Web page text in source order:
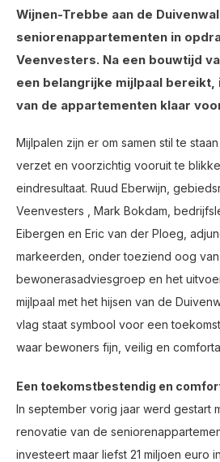
Wijnen-Trebbe aan de
seniorenappartementen in
Veenvesters. Na een bouwtijd
een belangrijke mijlpaal
van de appartementen klaar
Mijlpalen zijn er om samen stil te
verzet en voorzichtig vooruit te
eindresultaat. Ruud Eberwijn,
Veenvesters , Mark Bokdam,
Eibergen en Eric van der Ploeg,
markeerden, onder toeziend oog
bewonerasadviesgroep en het
mijlpaal met het hijsen van de
vlag staat symbool voor een
waar bewoners fijn, veilig en
Een toekomstbestendig en
In september vorig jaar werd gestart
renovatie van de
investeert maar liefst 21 miljoen euro